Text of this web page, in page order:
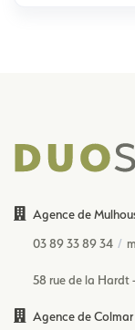
Agence de
03 89 33 89 34
58 rue de la Hardt
Agence de Colmar